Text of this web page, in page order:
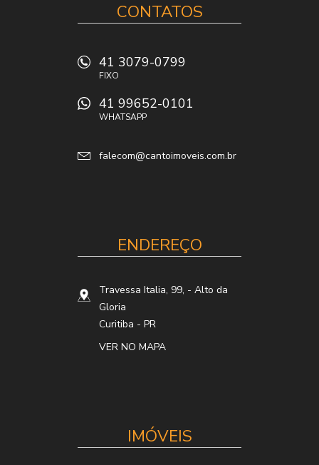
CONTATOS
41 3079-0799
FIXO
41 99652-0101
WHATSAPP
falecom@cantoimoveis.com.br
ENDEREÇO
Travessa Italia, 99, - Alto da
Gloria
Curitiba - PR
VER NO MAPA
IMÓVEIS